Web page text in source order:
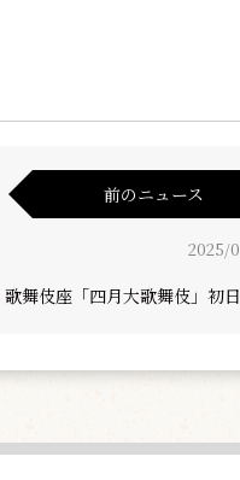
前のニュース
2025/
歌舞伎座「四月大歌舞伎」初